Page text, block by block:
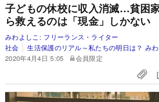
子どもの休校に収入消滅…貧困
ら救えるのは「現金」しかない
みわよしこ: フリーランス・ライター
社会
生活保護のリアル～私たちの明日は？ み
2020年4月4日 5:05
会員限定